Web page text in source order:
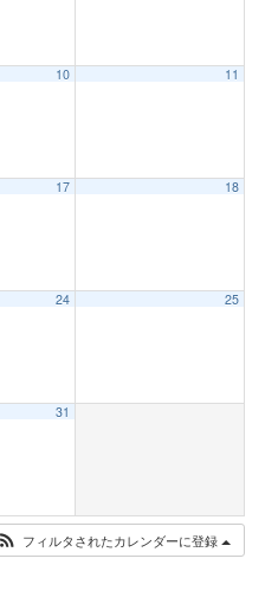
10 11
17 18
24 25
31
フィルタされたカレンダーに登録